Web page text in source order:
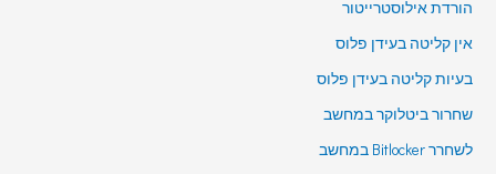
הורדת אילוסטרייטור
אין קליטה בעידן פלוס
בעיות קליטה בעידן פלוס
שחרור ביטלוקר במחשב
לשחרר Bitlocker במחשב